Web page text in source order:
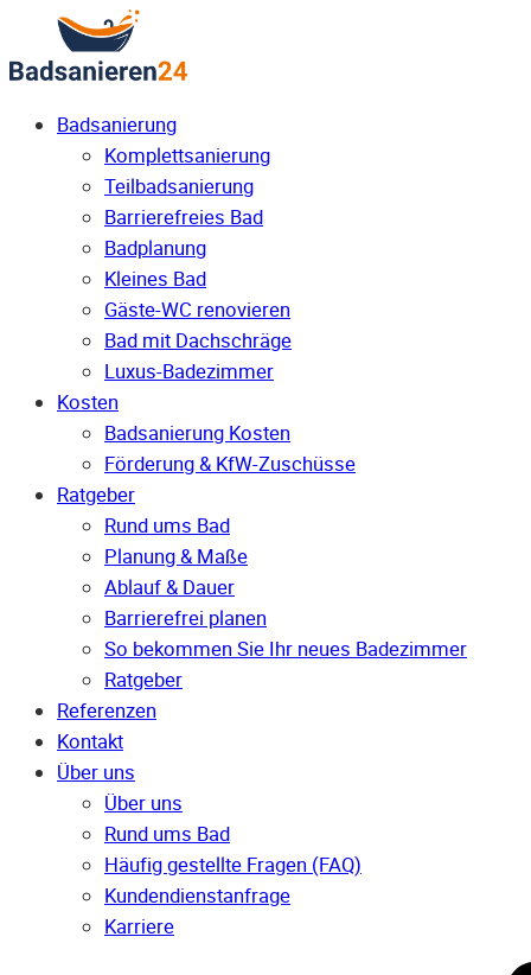
Badsanierung
Komplettsanierung
Teilbadsanierung
Barrierefreies Bad
Badplanung
Kleines Bad
Gäste-WC renovieren
Bad mit Dachschräge
Luxus-Badezimmer
Kosten
Badsanierung Kosten
Förderung & KfW-Zuschüsse
Ratgeber
Rund ums Bad
Planung & Maße
Ablauf & Dauer
Barrierefrei planen
So bekommen Sie Ihr neues Badezimmer
Ratgeber
Referenzen
Kontakt
Über uns
Über uns
Rund ums Bad
Häufig gestellte Fragen (FAQ)
Kunden­dienst­anfrage
Karriere